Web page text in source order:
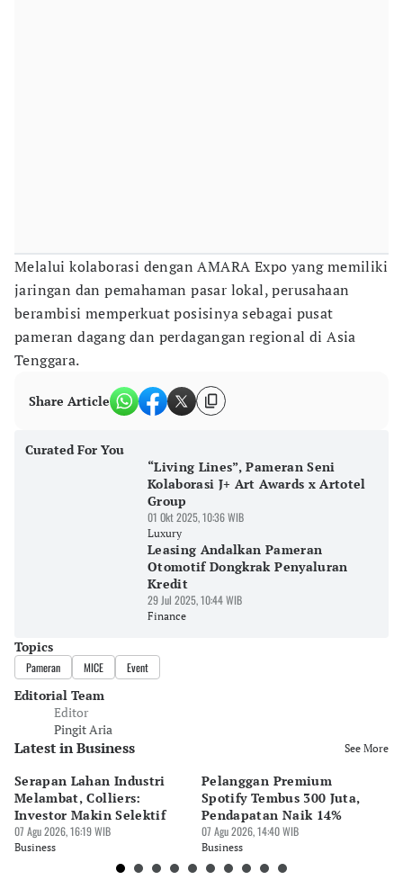
Melalui kolaborasi dengan AMARA Expo yang memiliki
jaringan dan pemahaman pasar lokal, perusahaan
berambisi memperkuat posisinya sebagai pusat
pameran dagang dan perdagangan regional di Asia
Tenggara.
Share Article
Curated For You
“Living Lines”, Pameran Seni
Kolaborasi J+ Art Awards x Artotel
Group
01 Okt 2025, 10:36 WIB
Luxury
Leasing Andalkan Pameran
Otomotif Dongkrak Penyaluran
Kredit
29 Jul 2025, 10:44 WIB
Finance
Topics
Pameran MICE Event
Editorial Team
Editor
Pingit Aria
Latest in Business See More
Serapan Lahan Industri
Melambat, Colliers:
Investor Makin Selektif
07 Agu 2026, 16:19 WIB
Business
Pelanggan Premium
Spotify Tembus 300 Juta,
Pendapatan Naik 14%
07 Agu 2026, 14:40 WIB
Business